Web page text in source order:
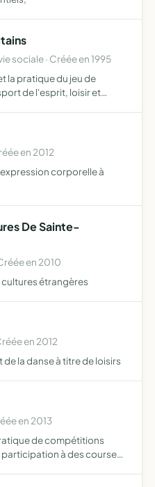
sociale · Créée en 1995
la pratique du jeu de
de l'esprit, loisir et
en 2012
corporelle à
De Sainte-
en 2010
cultures étrangères
en 2012
la danse à titre de loisirs
en 2013
de compétitions
à des courses